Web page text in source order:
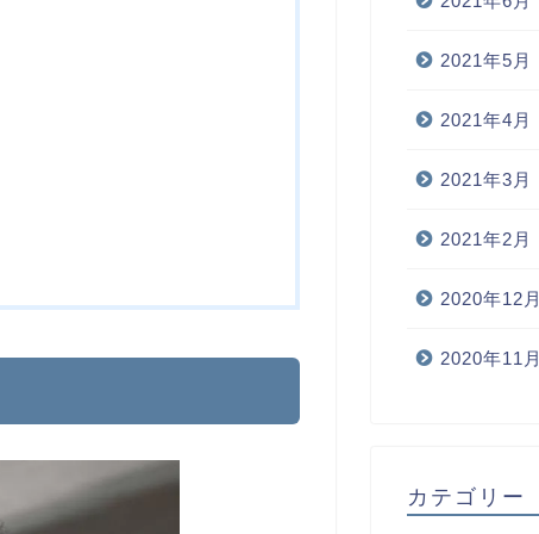
2021年5月
2021年4月
2021年3月
2021年2月
2020年12月
2020年11月
カテゴリー